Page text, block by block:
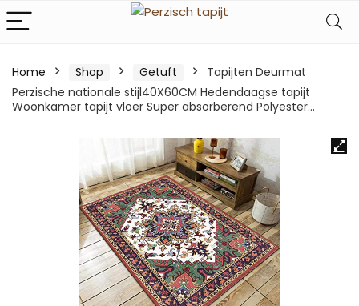
Home Shop Getuft
Tapijten Deurmat
Perzische nationale stijl40X60CM Hedendaagse tapijt
Woonkamer tapijt vloer Super absorberend Polyester…